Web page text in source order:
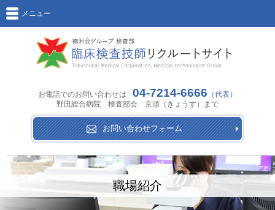
メニュー
お電話でのお問い合わせは 04-7214-6666 （代表）
野田総合病院 検査部会 京須（きょうす）まで
お問い合わせフォーム
職場紹介